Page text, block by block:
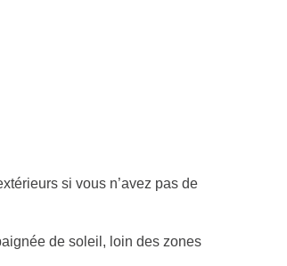
si vous n’avez pas de
de soleil, loin des zones